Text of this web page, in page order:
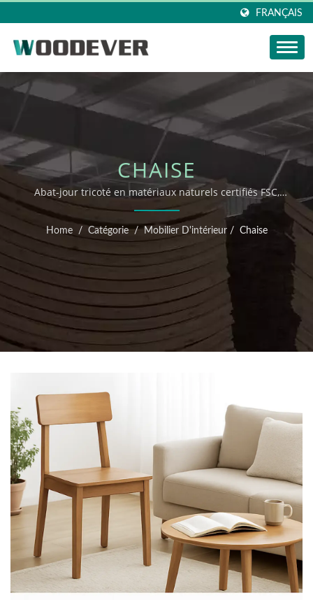
FRANÇAIS
CHAISE
Abat-jour tricoté en matériaux naturels certifiés FSC,
produits de tricotage à domicile au Vietnam avec un
service personnalisé flexible et complet.
Home / Catégorie / Mobilier D'intérieur / Chaise